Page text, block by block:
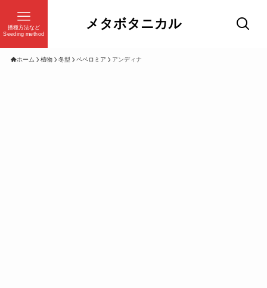
メタボタニカル
播種方法など
Seeding method
ホーム 植物 冬型 ペペロミア アンディナ